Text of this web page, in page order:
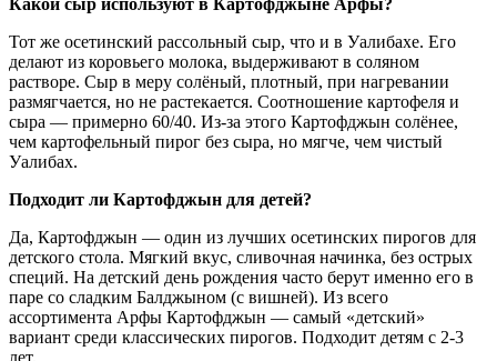
Какой сыр используют в Картофджыне Арфы?
Тот же осетинский рассольный сыр, что и в Уалибахе. Его
делают из коровьего молока, выдерживают в соляном
растворе. Сыр в меру солёный, плотный, при нагревании
размягчается, но не растекается. Соотношение картофеля и
сыра — примерно 60/40. Из-за этого Картофджын солёнее,
чем картофельный пирог без сыра, но мягче, чем чистый
Уалибах.
Подходит ли Картофджын для детей?
Да, Картофджын — один из лучших осетинских пирогов для
детского стола. Мягкий вкус, сливочная начинка, без острых
специй. На детский день рождения часто берут именно его в
паре со сладким Балджыном (с вишней). Из всего
ассортимента Арфы Картофджын — самый «детский»
вариант среди классических пирогов. Подходит детям с 2-3